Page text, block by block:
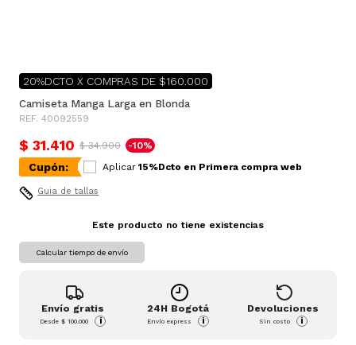
20%DCTO X COMPRAS DE $160.000
Camiseta Manga Larga en Blonda
REF. 40092559
$ 31.410 $ 34.900 -10%
Cupón: Aplicar 15%Dcto en Primera compra web
Guia de tallas
Este producto no tiene existencias
Calcular tiempo de envío
Envío gratis
Desde$ 100.000 i
24H Bogotá
Envío express i
Devoluciones
Sin costo i